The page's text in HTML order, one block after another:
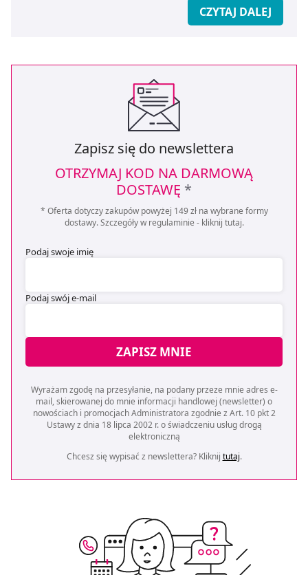
CZYTAJ DALEJ
Zapisz się do newslettera
OTRZYMAJ KOD NA DARMOWĄ
DOSTAWĘ *
* Oferta dotyczy zakupów powyżej 149 zł na wybrane formy
dostawy. Szczegóły w regulaminie - kliknij tutaj.
Podaj swoje imię
Podaj swój e-mail
ZAPISZ MNIE
Wyrażam zgodę na przesyłanie, na podany przeze mnie adres e-
mail, skierowanej do mnie informacji handlowej (newsletter) o
nowościach i promocjach Administratora zgodnie z Art. 10 pkt 2
Ustawy z dnia 18 lipca 2002 r. o świadczeniu usług drogą
elektroniczną
Chcesz się wypisać z newslettera? Kliknij tutaj.